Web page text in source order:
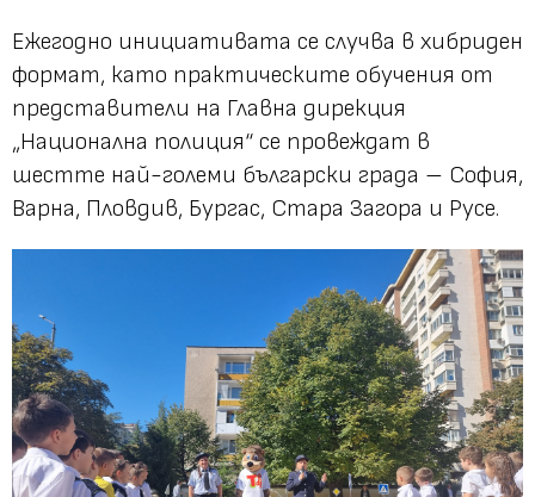
Ежегодно инициативата се случва в хибриден
формат, като практическите обучения от
представители на Главна дирекция
„Национална полиция“ се провеждат в
шестте най-големи български града – София,
Варна, Пловдив, Бургас, Стара Загора и Русе.